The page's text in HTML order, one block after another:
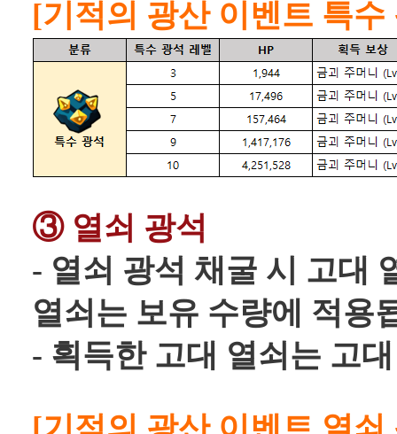
[기적의 광산 이벤트 특수
③ 열쇠 광석
- 열쇠 광석 채굴 시 고대
열쇠는 보유 수량에 적용
- 획득한 고대 열쇠는 고